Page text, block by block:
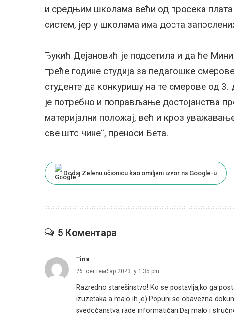
и средњим школама већи од просека
систем, јер у школама има доста
Ђукић Дејановић је подсетила и да ће
треће године студија за педагошке
студенте да конкуришу на те смерове од
је потребно и поправљање достојанства
материјални положај, већ и кроз
све што чине“, преноси Бета.
Dodaj Zelenu učionicu kao omiljeni izvor na Google-u
5 Коментара
Tina
26. септембар 2023. у 1:35 pm
Razredno starešinstvo! Ko se postavlja,ko ga
izuzetaka a malo ih je).Popuni se obavezna
svedočanstva rade informatičari.Daj malo i